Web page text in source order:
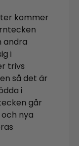
kommer
andra
i
trivs
så det är
i
går
nya